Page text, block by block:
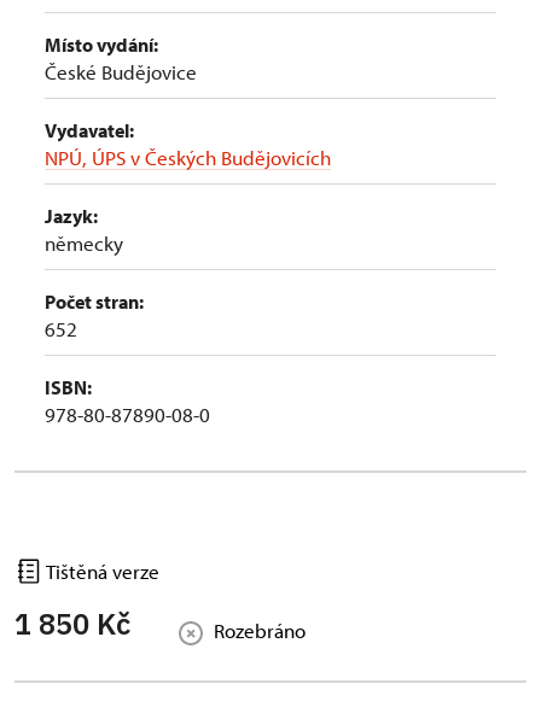
Místo vydání:
České Budějovice
Vydavatel:
NPÚ, ÚPS v Českých Budějovicích
Jazyk:
německy
Počet stran:
652
ISBN:
978-80-87890-08-0
Tištěná verze
1 850 Kč Rozebráno